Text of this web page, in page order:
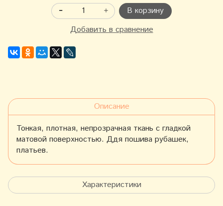
В корзину
Добавить в сравнение
Описание
Тонкая, плотная, непрозрачная ткань с гладкой
матовой поверхностью. Ддя пошива рубашек,
платьев.
Характеристики